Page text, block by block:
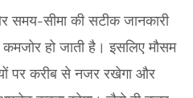
सीमा की सटीक जानकारी
हो जाती है। इसलिए मौसम
पर करीब से नजर रखेगा और